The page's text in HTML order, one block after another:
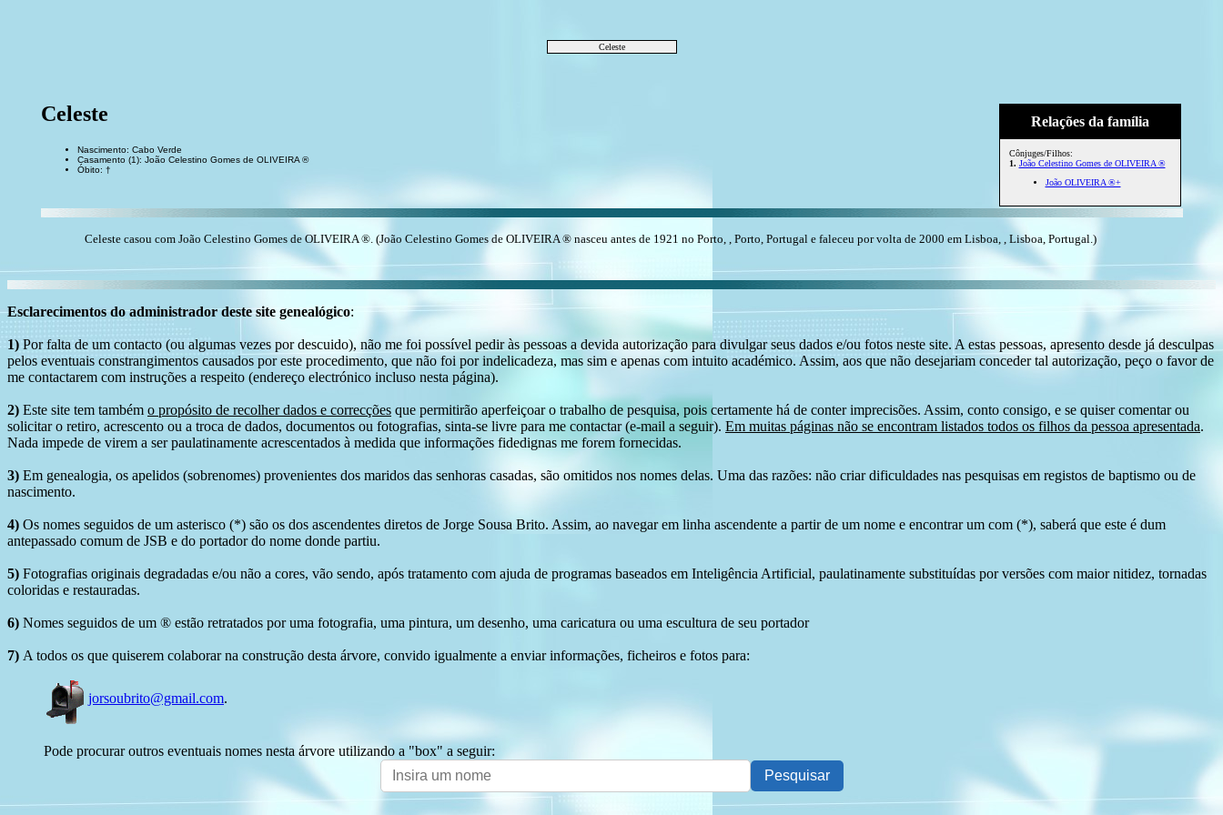
Celeste
Relações da família
Cônjuges/Filhos:
1. João Celestino Gomes de OLIVEIRA ®
João OLIVEIRA ®+
Celeste
Nascimento: Cabo Verde
Casamento (1): João Celestino Gomes de OLIVEIRA ®
Óbito: †
Celeste casou com João Celestino Gomes de OLIVEIRA ®. (João Celestino Gomes de OLIVEIRA ® nasceu antes de 1921 no Porto, , Porto, Portugal e faleceu por volta de 2000 em Lisboa, , Lisboa, Portugal.)
Esclarecimentos do administrador deste site genealógico:
1) Por falta de um contacto (ou algumas vezes por descuido), não me foi possível pedir às pessoas a devida autorização para divulgar seus dados e/ou fotos neste site. A estas pessoas, apresento desde já desculpas
pelos eventuais constrangimentos causados por este procedimento, que não foi por indelicadeza, mas sim e apenas com intuito académico. Assim, aos que não desejariam conceder tal autorização, peço o favor de
me contactarem com instruções a respeito (endereço electrónico incluso nesta página).
2) Este site tem também o propósito de recolher dados e correcções que permitirão aperfeiçoar o trabalho de pesquisa, pois certamente há de conter imprecisões. Assim, conto consigo, e se quiser comentar ou
solicitar o retiro, acrescento ou a troca de dados, documentos ou fotografias, sinta-se livre para me contactar (e-mail a seguir). Em muitas páginas não se encontram listados todos os filhos da pessoa apresentada.
Nada impede de virem a ser paulatinamente acrescentados à medida que informações fidedignas me forem fornecidas.
3) Em genealogia, os apelidos (sobrenomes) provenientes dos maridos das senhoras casadas, são omitidos nos nomes delas. Uma das razões: não criar dificuldades nas pesquisas em registos de baptismo ou de
nascimento.
4) Os nomes seguidos de um asterisco (*) são os dos ascendentes diretos de Jorge Sousa Brito. Assim, ao navegar em linha ascendente a partir de um nome e encontrar um com (*), saberá que este é dum
antepassado comum de JSB e do portador do nome donde partiu.
5) Fotografias originais degradadas e/ou não a cores, vão sendo, após tratamento com ajuda de programas baseados em Inteligência Artificial, paulatinamente substituídas por versões com maior nitidez, tornadas
coloridas e restauradas.
6) Nomes seguidos de um ® estão retratados por uma fotografia, uma pintura, um desenho, uma caricatura ou uma escultura de seu portador
7) A todos os que quiserem colaborar na construção desta árvore, convido igualmente a enviar informações, ficheiros e fotos para:
jorsoubrito@gmail.com.
Pode procurar outros eventuais nomes nesta árvore utilizando a "box" a seguir: